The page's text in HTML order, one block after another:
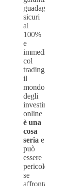
guadagni
sicuri
al
100%
e
immediati
col
trading:
il
mondo
degli
investimenti
online
è una
cosa
seria e
può
essere
pericolosa
se
affrontata